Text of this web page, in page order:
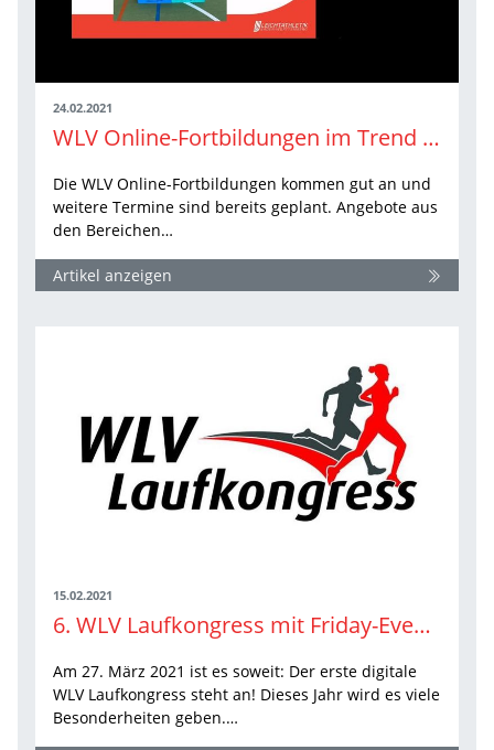
24.02.2021
WLV Online-Fortbildungen im Trend – die nächsten Highlights
Die WLV Online-Fortbildungen kommen gut an und
weitere Termine sind bereits geplant. Angebote aus
den Bereichen…
Artikel anzeigen
15.02.2021
6. WLV Laufkongress mit Friday-Evening-Cooking
Am 27. März 2021 ist es soweit: Der erste digitale
WLV Laufkongress steht an! Dieses Jahr wird es viele
Besonderheiten geben.…